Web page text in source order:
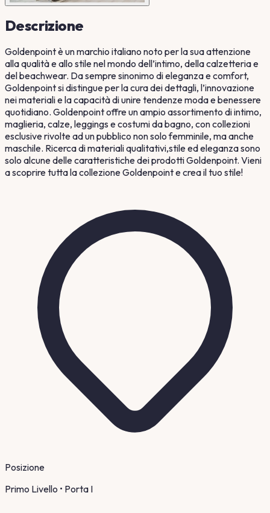
Descrizione
Goldenpoint è un marchio italiano noto per la sua attenzione
alla qualità e allo stile nel mondo dell’intimo, della calzetteria e
del beachwear. Da sempre sinonimo di eleganza e comfort,
Goldenpoint si distingue per la cura dei dettagli, l’innovazione
nei materiali e la capacità di unire tendenze moda e benessere
quotidiano. Goldenpoint offre un ampio assortimento di intimo,
maglieria, calze, leggings e costumi da bagno, con collezioni
esclusive rivolte ad un pubblico non solo femminile, ma anche
maschile. Ricerca di materiali qualitativi,stile ed eleganza sono
solo alcune delle caratteristiche dei prodotti Goldenpoint. Vieni
a scoprire tutta la collezione Goldenpoint e crea il tuo stile!
Posizione
Primo Livello • Porta I